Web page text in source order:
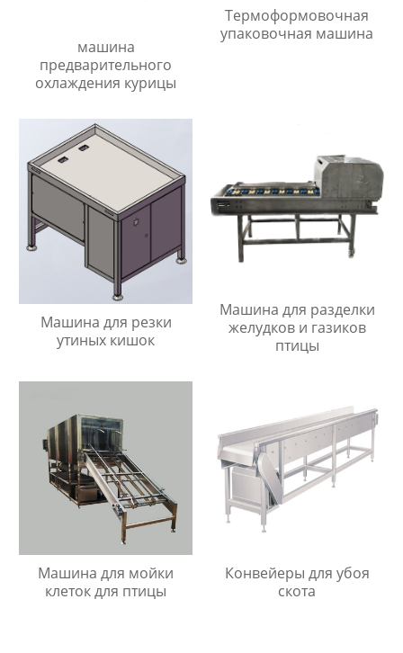
машина
предварительного
охлаждения курицы
Термоформовочная
упаковочная машина
Машина для резки
утиных кишок
Машина для разделки
желудков и газиков
птицы
Машина для мойки
клеток для птицы
Конвейеры для убоя
скота